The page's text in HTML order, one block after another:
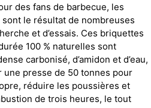
des fans de barbecue, les
le résultat de nombreuses
et d’essais. Ces briquettes
100 % naturelles sont
carbonisé, d’amidon et d’eau,
une presse de 50 tonnes pour
réduire les poussières et
de trois heures, le tout